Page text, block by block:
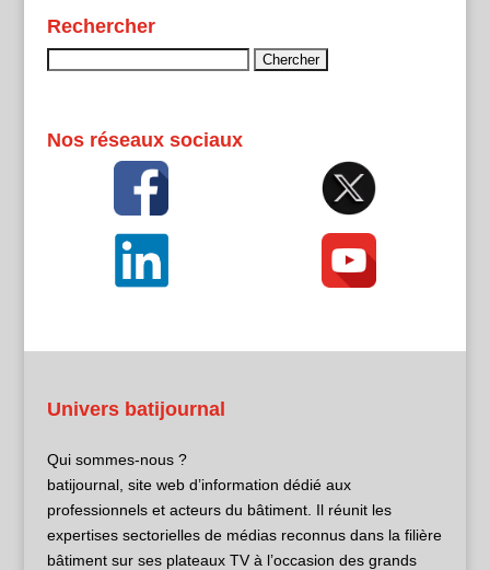
Rechercher
Nos réseaux sociaux
Univers batijournal
Qui sommes-nous ?
batijournal, site web d’information dédié aux
professionnels et acteurs du bâtiment. Il réunit les
expertises sectorielles de médias reconnus dans la filière
bâtiment sur ses plateaux TV à l’occasion des grands